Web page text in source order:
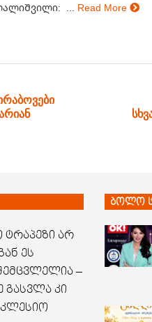
... Read More
არ
ეს
–
გასვლა კი
ბოლო